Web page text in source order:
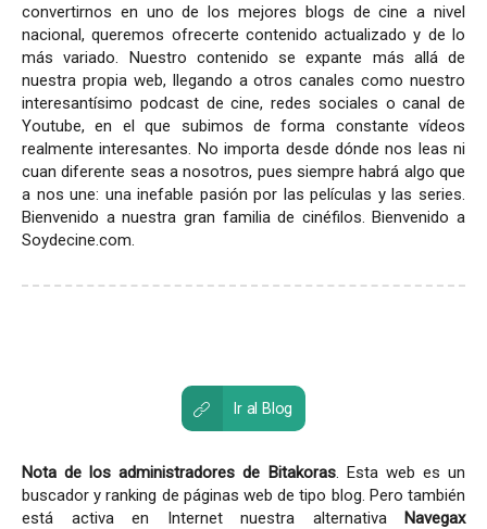
convertirnos en uno de los mejores blogs de cine a nivel
nacional, queremos ofrecerte contenido actualizado y de lo
más variado. Nuestro contenido se expante más allá de
nuestra propia web, llegando a otros canales como nuestro
interesantísimo podcast de cine, redes sociales o canal de
Youtube, en el que subimos de forma constante vídeos
realmente interesantes. No importa desde dónde nos leas ni
cuan diferente seas a nosotros, pues siempre habrá algo que
a nos une: una inefable pasión por las películas y las series.
Bienvenido a nuestra gran familia de cinéfilos. Bienvenido a
Soydecine.com.
Ir al Blog
Nota de los administradores de Bitakoras. Esta web es un
buscador y ranking de páginas web de tipo blog. Pero también
está activa en Internet nuestra alternativa Navegax